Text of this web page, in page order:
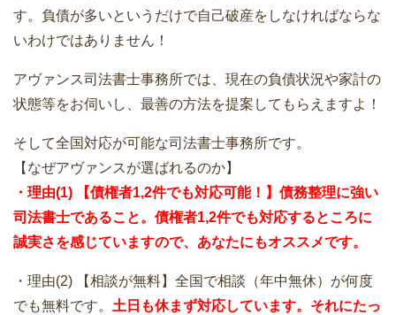
す。負債が多いというだけで自己破産をしなければならな
いわけではありません！
アヴァンス司法書士事務所では、現在の負債状況や家計の
状態等をお伺いし、最善の方法を提案してもらえますよ！
そして全国対応が可能な司法書士事務所です。
【なぜアヴァンスが選ばれるのか】
・理由(1) 【債権者1,2件でも対応可能！】債務整理に強い
司法書士であること。債権者1,2件でも対応するところに
誠実さを感じていますので、あなたにもオススメです。
・理由(2) 【相談が無料】全国で相談（年中無休）が何度
でも無料です。 土日も休まず対応しています。それにたっ